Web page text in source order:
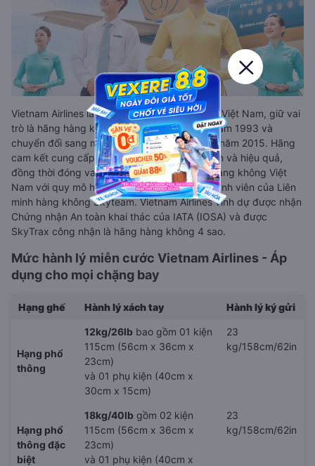
Vietnam Airlines là Tổng Công ty Hàng không Việt Nam, giữ vai
trò là hãng hàng không quốc gia, thành lập năm 1993 và
chuyển đổi sang mô hình công ty cổ phần từ năm 2015. Hãng
cam kết cung cấp dịch vụ chất lượng, an toàn và hiệu quả,
đồng thời đóng vai trò chủ lực trong ngành hàng không Việt
Nam với quy mô hoạt động toàn cầu và là thành viên của Liên
minh hàng không Skyteam. Vietnam Airlines vinh dự được nhận
Chứng nhận An toàn khai thác của IATA (IOSA) và được
SkyTrax công nhận là hãng hàng không 4 sao.
Mức hành lý miễn cước Vietnam Airlines - Áp
dụng cho mọi chặng bay
Hạng ghế Hành lý xách tay Hành lý ký gửi
Hạng phổ
thông
12kg/26lb bao gồm 01 kiện
115cm (56cm x 36cm x
23cm)
và 01 phụ kiện (40cm x
30cm x 15cm)
23
kg/158cm/62in
Hạng phổ
thông đặc
biệt
18kg/40lb gồm 02 kiện
115cm (56cm x 36cm x
23cm)
và 01 phụ kiện (40cm x
23
kg/158cm/62in